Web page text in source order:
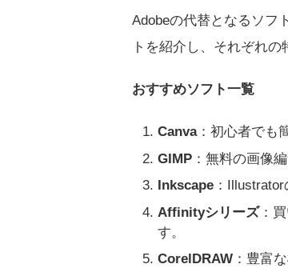
Adobeの代替となるソフ
トを紹介し、それぞれ
おすすめソフト一覧
Canva：初心者でも
GIMP ：無料の画像
Inkscape ：
Affinityシリーズ：
す。
CorelDRAW ：豊富